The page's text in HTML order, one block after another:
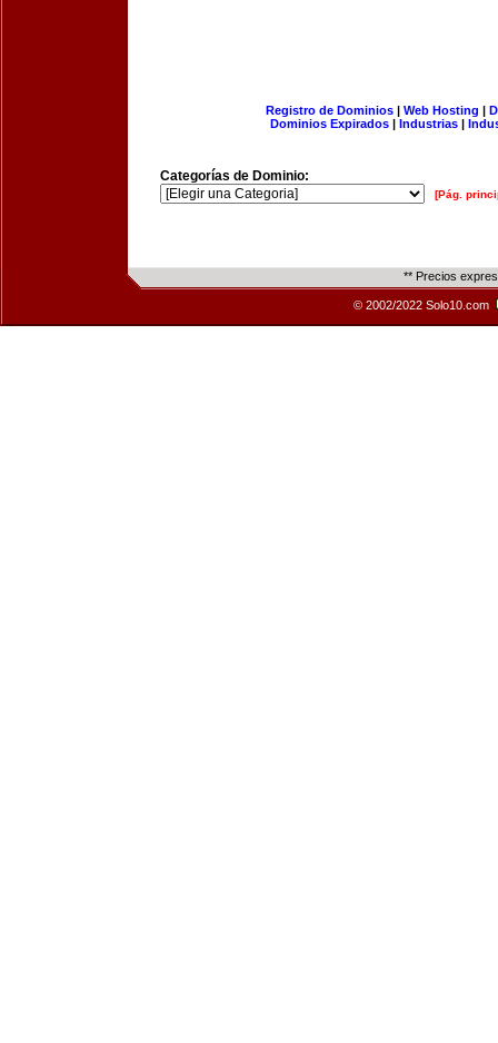
Registro de Dominios| Web Hosting |
Dominios Expirados | Industrias |
Categorías de Dominio:
[Pág.
** Precios
© 2002/2022 Solo10.com